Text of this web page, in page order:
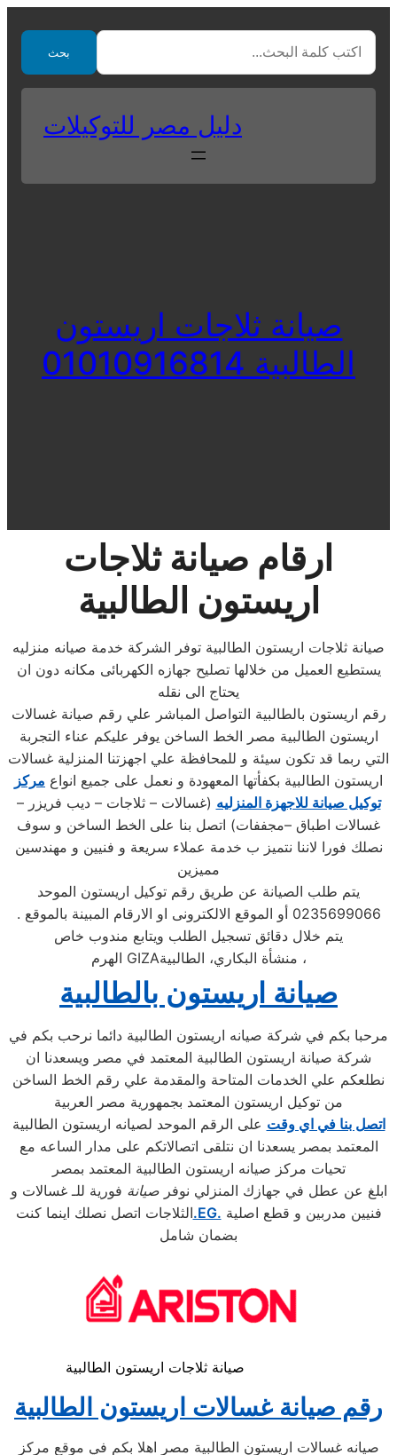
contentبحث
دليل مصر للتوكيلات
صيانة ثلاجات اريستون
الطالبية 01010916814
ارقام صيانة ثلاجات
اريستون الطالبية
صيانة ثلاجات اريستون الطالبية توفر الشركة خدمة صيانه منزليه
يستطيع العميل من خلالها تصليح جهازه الكهربائى مكانه دون ان
يحتاج الى نقله
رقم اريستون بالطالبية التواصل المباشر علي رقم صيانة غسالات
اريستون الطالبية مصر الخط الساخن يوفر عليكم عناء التجربة
التي ربما قد تكون سيئة و للمحافظة علي اجهزتنا المنزلية غسالات
اريستون الطالبية بكفأتها المعهودة و نعمل على جميع انواع مركز
توكيل صيانة للاجهزة المنزليه (غسالات – ثلاجات – ديب فريزر –
غسالات اطباق –مجففات) اتصل بنا على الخط الساخن و سوف
نصلك فورا لاننا نتميز ب خدمة عملاء سريعة و فنيين و مهندسين
مميزين
يتم طلب الصيانة عن طريق رقم توكيل اريستون الموحد
0235699066 أو الموقع الالكترونى او الارقام المبينة بالموقع .
يتم خلال دقائق تسجيل الطلب ويتابع مندوب خاص
الهرم GIZA، منشأة البكاري، الطالبية
صيانة اريستون بالطالبية
مرحبا بكم في شركة صيانه اريستون الطالبية دائما نرحب بكم في
شركة صيانة اريستون الطالبية المعتمد في مصر ويسعدنا ان
نطلعكم علي الخدمات المتاحة والمقدمة علي رقم الخط الساخن
من توكيل اريستون المعتمد بجمهورية مصر العربية
اتصل بنا في اي وقت على الرقم الموحد لصيانه اريستون الطالبية
المعتمد بمصر يسعدنا ان نتلقى اتصالاتكم على مدار الساعه مع
تحيات مركز صيانه اريستون الطالبية المعتمد بمصر
ابلغ عن عطل في جهازك المنزلي نوفرصيانة فورية للـ غسالات و
الثلاجات اتصل نصلك اينما كنت.EG.
بضمان شامل
صيانة ثلاجات اريستون الطالبية
رقم صيانة غسالات اريستون الطالبية
صيانه غسالات اريستون الطالبية مصر اهلا بكم في موقع مركز